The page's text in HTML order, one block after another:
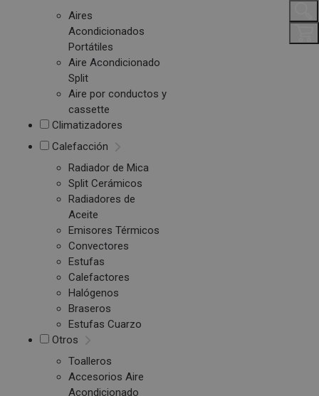
Aires
Acondicionados
Portátiles
Aire Acondicionado
Split
Aire por conductos y
cassette
Climatizadores
Calefacción
Radiador de Mica
Split Cerámicos
Radiadores de
Aceite
Emisores Térmicos
Convectores
Estufas
Calefactores
Halógenos
Braseros
Estufas Cuarzo
Otros
Toalleros
Accesorios Aire
Acondicionado